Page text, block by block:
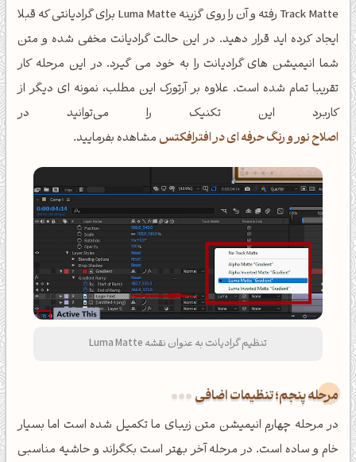
Track Matte رفته و آن را روی گزینه Luma Matte برای گرادیانتی که قبلا
ایجاد کرده اید قرار دهید. در این حالت گرادیانت مخفی شده و متن
شما انیمیشن های گرادیانت را به خود می گیرد. در این مرحله کار
تقریبا تمام شده است. علاوه بر آرتورک این مطلب، نمونه ای دیگر از
کاربرد این تکنیک را می‌توانید در
اصلاح نور و رنگ حرفه ای در افترافکتسمشاهده بفرمایید.
تنظیم گرادیانت به عنوان نقشه Luma Matte
مرحله پنجم؛ تنظیمات اضافی
در مرحله چهارم انیمیشن متن زیبای ما تکمیل شده است اما بسیار
خام و ساده است. در مرحله آخر بهتر است بکگراند و حاشیه مناسبی